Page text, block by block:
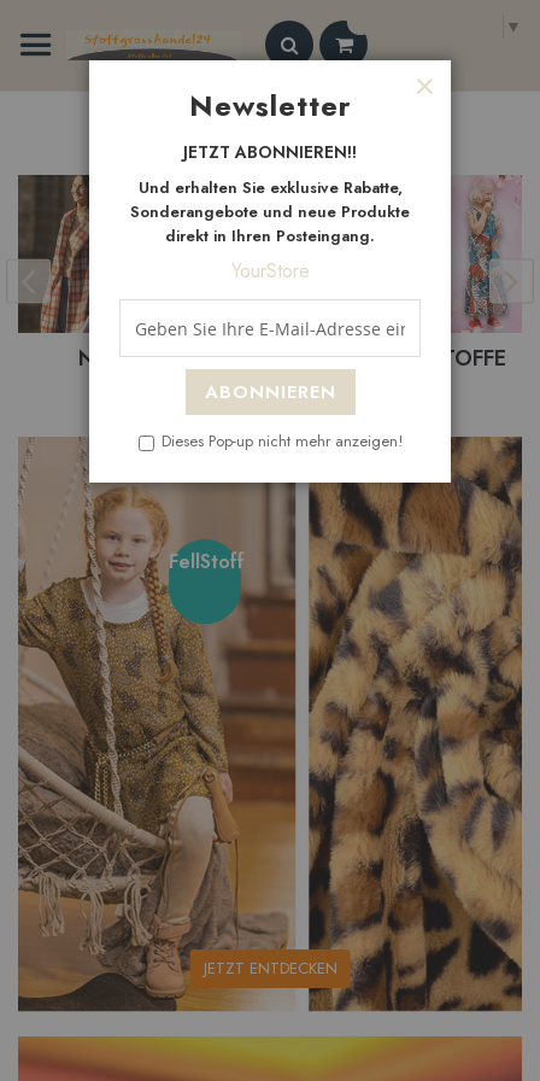
Inhalt
springen
▼
Search
NeueArtikel
BEKLEIDUNGSTOFFE
unsere
FellStoff
JETZT ENTDECKEN
Newsletter
JETZT ABONNIEREN!!
Und erhalten Sie exklusive Rabatte,
Sonderangebote und neue Produkte
direkt in Ihren Posteingang.
YourStore
ABONNIEREN
Dieses Pop-up nicht mehr anzeigen!